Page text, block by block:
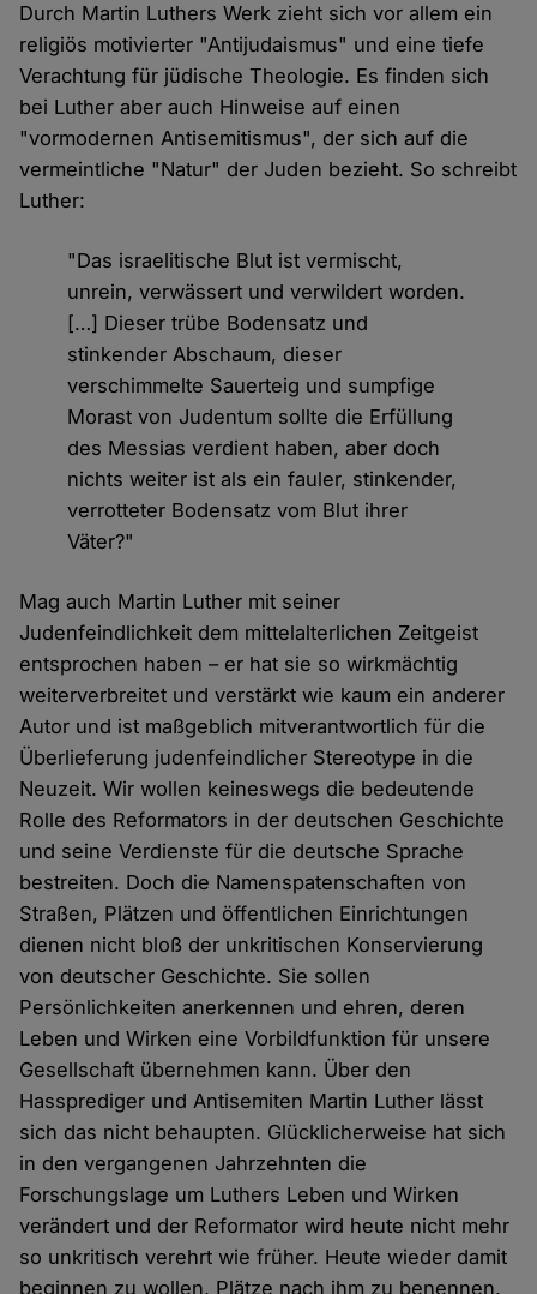
Durch Martin Luthers Werk zieht sich vor allem ein
religiös motivierter "Antijudaismus" und eine tiefe
Verachtung für jüdische Theologie. Es finden sich
bei Luther aber auch Hinweise auf einen
"vormodernen Antisemitismus", der sich auf die
vermeintliche "Natur" der Juden bezieht. So schreibt
Luther:
"Das israelitische Blut ist vermischt,
unrein, verwässert und verwildert worden.
[…] Dieser trübe Bodensatz und
stinkender Abschaum, dieser
verschimmelte Sauerteig und sumpfige
Morast von Judentum sollte die Erfüllung
des Messias verdient haben, aber doch
nichts weiter ist als ein fauler, stinkender,
verrotteter Bodensatz vom Blut ihrer
Väter?"
Mag auch Martin Luther mit seiner
Judenfeindlichkeit dem mittelalterlichen Zeitgeist
entsprochen haben – er hat sie so wirkmächtig
weiterverbreitet und verstärkt wie kaum ein anderer
Autor und ist maßgeblich mitverantwortlich für die
Überlieferung judenfeindlicher Stereotype in die
Neuzeit. Wir wollen keineswegs die bedeutende
Rolle des Reformators in der deutschen Geschichte
und seine Verdienste für die deutsche Sprache
bestreiten. Doch die Namenspatenschaften von
Straßen, Plätzen und öffentlichen Einrichtungen
dienen nicht bloß der unkritischen Konservierung
von deutscher Geschichte. Sie sollen
Persönlichkeiten anerkennen und ehren, deren
Leben und Wirken eine Vorbildfunktion für unsere
Gesellschaft übernehmen kann. Über den
Hassprediger und Antisemiten Martin Luther lässt
sich das nicht behaupten. Glücklicherweise hat sich
in den vergangenen Jahrzehnten die
Forschungslage um Luthers Leben und Wirken
verändert und der Reformator wird heute nicht mehr
so unkritisch verehrt wie früher. Heute wieder damit
beginnen zu wollen, Plätze nach ihm zu benennen,